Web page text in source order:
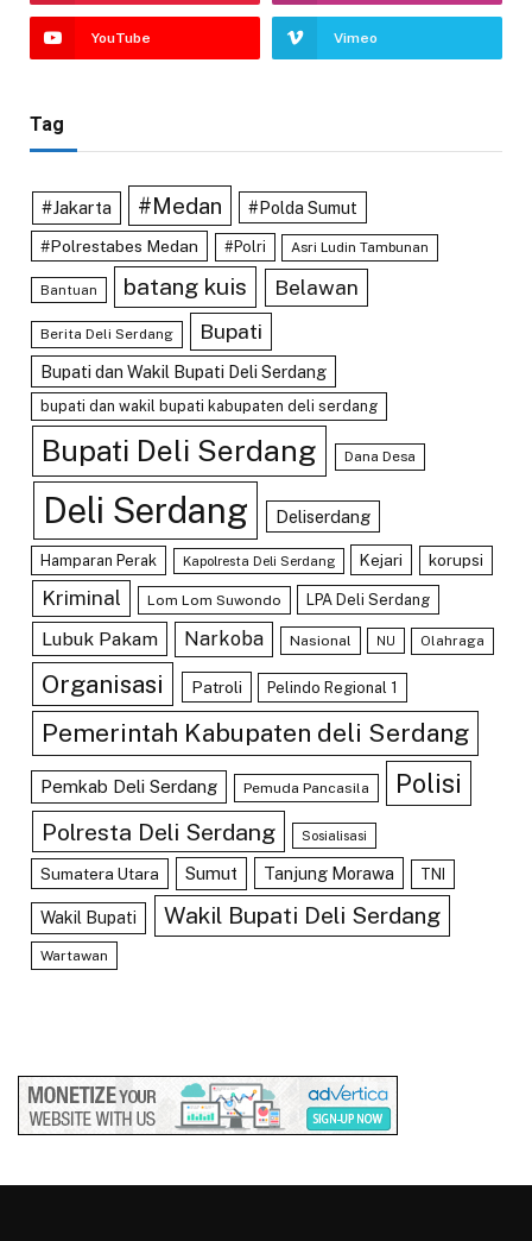
YouTube Vimeo
Tag
#Jakarta #Medan #Polda Sumut
#Polrestabes Medan #Polri Asri Ludin Tambunan
Bantuan batang kuis Belawan
Berita Deli Serdang Bupati
Bupati dan Wakil Bupati Deli Serdang
bupati dan wakil bupati kabupaten deli serdang
Bupati Deli Serdang Dana Desa
Deli Serdang Deliserdang
Hamparan Perak Kapolresta Deli Serdang Kejari korupsi
Kriminal Lom Lom Suwondo LPA Deli Serdang
Lubuk Pakam Narkoba Nasional NU Olahraga
Organisasi Patroli Pelindo Regional 1
Pemerintah Kabupaten deli Serdang
Pemkab Deli Serdang Pemuda Pancasila Polisi
Polresta Deli Serdang Sosialisasi
Sumatera Utara Sumut Tanjung Morawa TNI
Wakil Bupati Wakil Bupati Deli Serdang
Wartawan